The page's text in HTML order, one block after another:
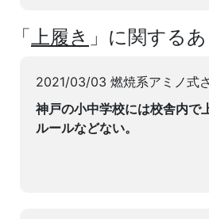
「上履き 」に関する
2021/03/03 燃焼系アミノ式
神戸の小中学校には校舎内で
ルールなどない。